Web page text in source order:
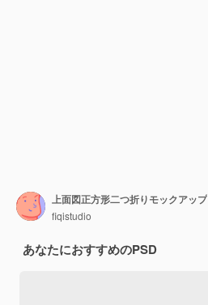
上面図正方形二つ折りモックアップ
fiqistudio
あなたにおすすめのPSD